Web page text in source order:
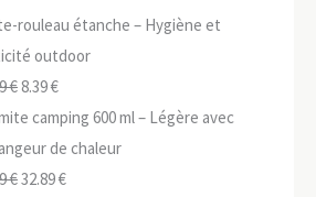
rouleau étanche – Hygiène et
outdoor
€Le
prix
initial
était :
8.39€Le
prix
actuel
est :
camping 600 ml – Légère avec
de chaleur
€Le
32.89€Le